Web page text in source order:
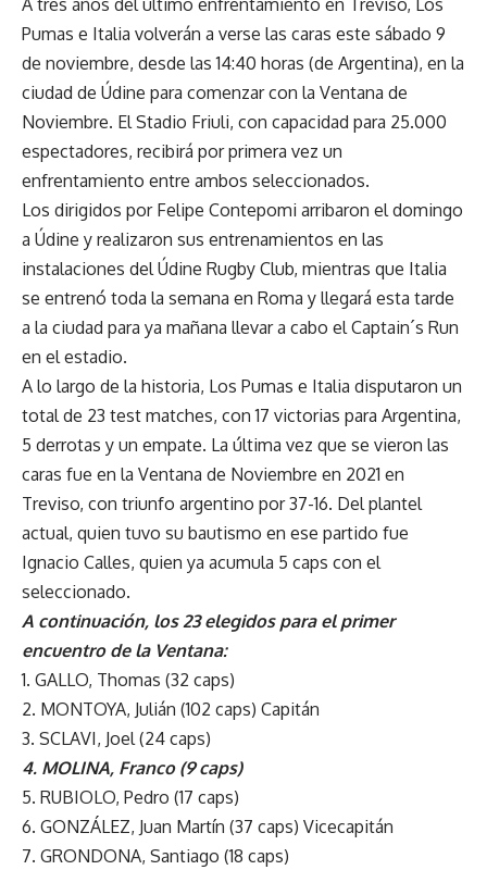
Pumas e Italia volverán a verse las caras este sábado 9
de noviembre, desde las 14:40 horas (de Argentina), en la
ciudad de Údine para comenzar con la Ventana de
Noviembre. El Stadio Friuli, con capacidad para 25.000
espectadores, recibirá por primera vez un
enfrentamiento entre ambos seleccionados.
Los dirigidos por Felipe Contepomi arribaron el domingo
a Údine y realizaron sus entrenamientos en las
instalaciones del Údine Rugby Club, mientras que Italia
se entrenó toda la semana en Roma y llegará esta tarde
a la ciudad para ya mañana llevar a cabo el Captain´s Run
en el estadio.
A lo largo de la historia, Los Pumas e Italia disputaron un
total de 23 test matches, con 17 victorias para Argentina,
5 derrotas y un empate. La última vez que se vieron las
caras fue en la Ventana de Noviembre en 2021 en
Treviso, con triunfo argentino por 37-16. Del plantel
actual, quien tuvo su bautismo en ese partido fue
Ignacio Calles, quien ya acumula 5 caps con el
seleccionado.
A continuación, los 23 elegidos para el primer
encuentro de la Ventana:
1. GALLO, Thomas (32 caps)
2. MONTOYA, Julián (102 caps) Capitán
3. SCLAVI, Joel (24 caps)
4. MOLINA, Franco (9 caps)
5. RUBIOLO, Pedro (17 caps)
6. GONZÁLEZ, Juan Martín (37 caps) Vicecapitán
7. GRONDONA, Santiago (18 caps)